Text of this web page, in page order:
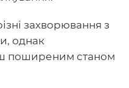
захворювання з
однак
поширеним станом